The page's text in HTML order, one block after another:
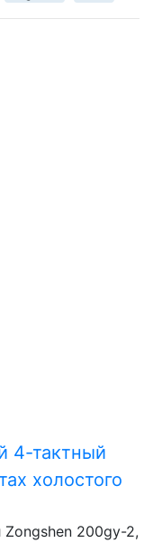
4-тактный
холостого
200gy-2,